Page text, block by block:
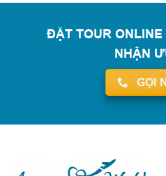
ĐẶT TOUR
NHẬN
GỌI